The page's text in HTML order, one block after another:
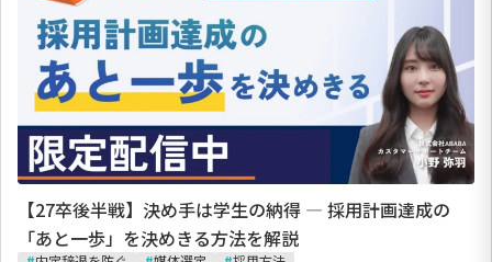
【27卒後半戦】決め手は学生の納得 ― 採用計画達成の
「あと一歩」を決めきる方法を解説